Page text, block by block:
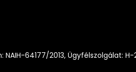
64177/2013, Ügyfélszolgálat: H-